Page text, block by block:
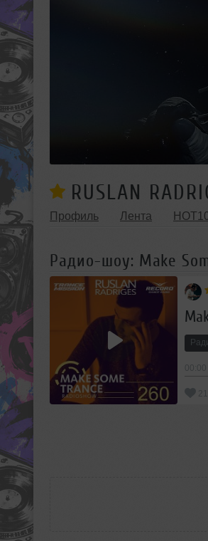
RUSLAN
Профиль Лента
Радио-шоу: Make
21